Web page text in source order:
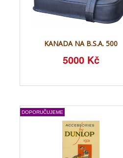
KANADA NA B.S.A. 500
5000 Kč
DOPORUČUJEME